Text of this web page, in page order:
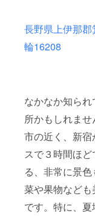
長野県上伊那
輪16208
なかなか知ら
所かもしれま
市の近く、新
スで３時間ほど
る、非常に景
菜や果物など
です。特に、夏